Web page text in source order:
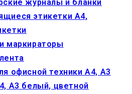
журналы и бланки
этикетки А4,
маркираторы
офисной техники А4, А3
А3 белый, цветной